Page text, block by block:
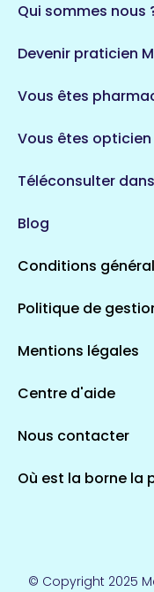
720
693
324
14
36
1
Qui sommes nous
Devenir praticien
Vous êtes
Vous êtes opticien
Téléconsulter
Blog
Conditions
Politique de
Mentions légales
Centre d'aide
Nous contacter
Où est la borne la
© Copyright 2025